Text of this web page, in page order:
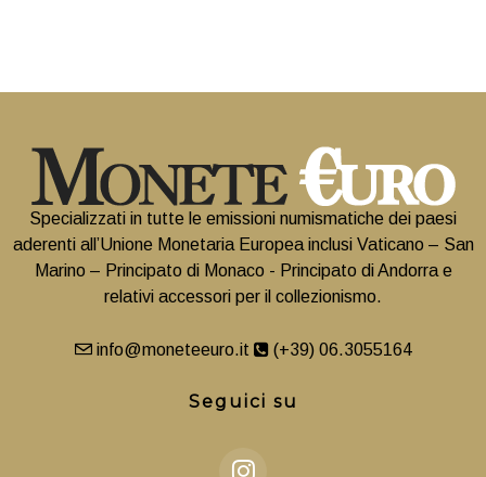
Specializzati in tutte le emissioni numismatiche dei paesi
aderenti all’Unione Monetaria Europea inclusi Vaticano – San
Marino – Principato di Monaco - Principato di Andorra e
relativi accessori per il collezionismo.
info@moneteeuro.it (+39) 06.3055164
Seguici su